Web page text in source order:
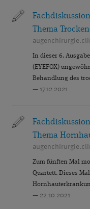
PRESBYOPIE
REFRAKTIVE
VITREKTOMIE
WISSENSCHAFT
Thema
In dieser 6.
(EYEFOX)
Behandlung des
— 17.12.2021
Thema
Zum fünften Mal
Quartett. Dieses
— 22.10.2021